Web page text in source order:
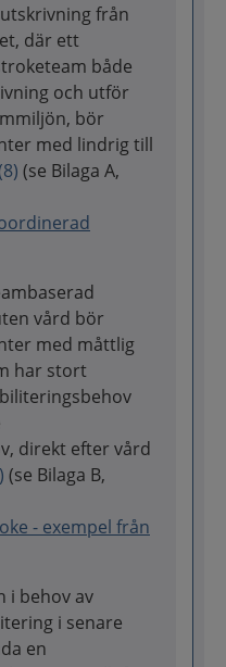
från
där ett
både
och utför
bör
med lindrig till
(se Bilaga A,
vård bör
med måttlig
har stort
direkt efter vård
(se Bilaga B,
- exempel från
i behov av
i senare
en